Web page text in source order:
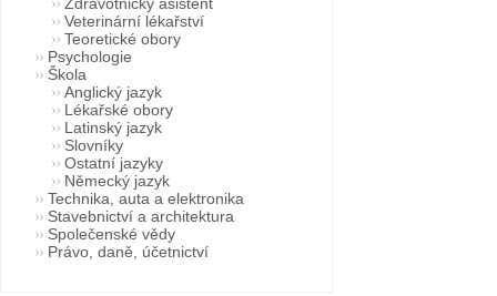
Veterinární lékařství
Teoretické obory
Psychologie
Škola
Anglický jazyk
Lékařské obory
Latinský jazyk
Slovníky
Ostatní jazyky
Německý jazyk
Technika, auta a elektronika
Stavebnictví a architektura
Společenské vědy
Právo, daně, účetnictví